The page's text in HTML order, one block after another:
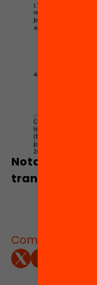
Comparteix:
Nota de
transformar